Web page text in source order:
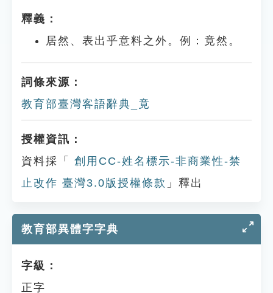
釋義：
居然、表出乎意料之外。例：竟然。
詞條來源：
教育部臺灣客語辭典_竟
授權資訊：
資料採「
創用CC-姓名標示-非商業性-禁
止改作 臺灣3.0版授權條款 」釋出
教育部異體字字典
字級：
正字